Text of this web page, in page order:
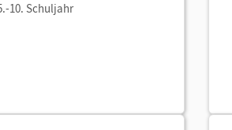
10. Schuljahr